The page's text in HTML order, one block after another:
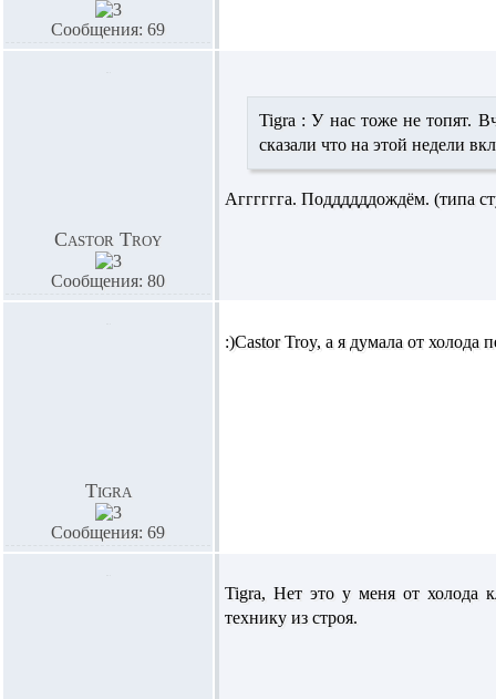
Сообщения: 69
Castor Troy
Сообщения: 80
Tigra : У нас тоже не топят.
сказали что на этой недели
Агггггга. Поддддддождём. (типа
Tigra
Сообщения: 69
:)Castor Troy, а я думала от холода
Tigra, Нет это у меня от холода
технику из строя.